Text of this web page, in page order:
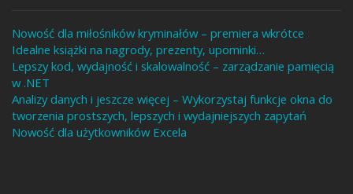
Nowość dla miłośników kryminałów – premiera wkrótce
Idealne książki na nagrody, prezenty, upominki…
Lepszy kod, wydajność i skalowalność – zarządzanie pamięcią
w .NET
Analizy danych i jeszcze więcej – Wykorzystaj funkcje okna do
tworzenia prostszych, lepszych i wydajniejszych zapytań
Nowość dla użytkowników Excela